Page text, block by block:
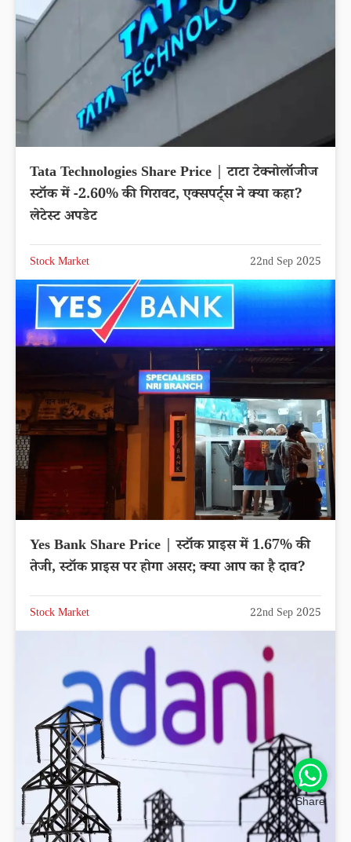
Tata Technologies Share Price | टाटा टेक्नोलॉजीज
स्टॉक में -2.60% की गिरावट, एक्सपर्ट्स ने क्या कहा?
लेटेस्ट अपडेट
Stock Market 22nd Sep 2025
Yes Bank Share Price | स्टॉक प्राइस में 1.67% की
तेजी, स्टॉक प्राइस पर होगा असर; क्या आप का है दाव?
Stock Market 22nd Sep 2025
Share